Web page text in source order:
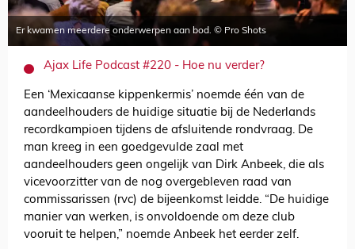
Er kwamen meerdere onderwerpen aan bod. © Pro Shots
Ajax Life Podcast #220 - Hoe nu verder?
Een ‘Mexicaanse kippenkermis’ noemde één van de
aandeelhouders de huidige situatie bij de Nederlands
recordkampioen tijdens de afsluitende rondvraag. De
man kreeg in een goedgevulde zaal met
aandeelhouders geen ongelijk van Dirk Anbeek, die als
vicevoorzitter van de nog overgebleven raad van
commissarissen (rvc) de bijeenkomst leidde. “De huidige
manier van werken, is onvoldoende om deze club
vooruit te helpen,” noemde Anbeek het eerder zelf.